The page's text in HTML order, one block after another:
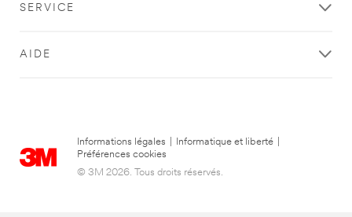
SERVICE
AIDE
Informations légales Informatique et liberté
Préférences cookies
© 3M 2026. Tous droits réservés.